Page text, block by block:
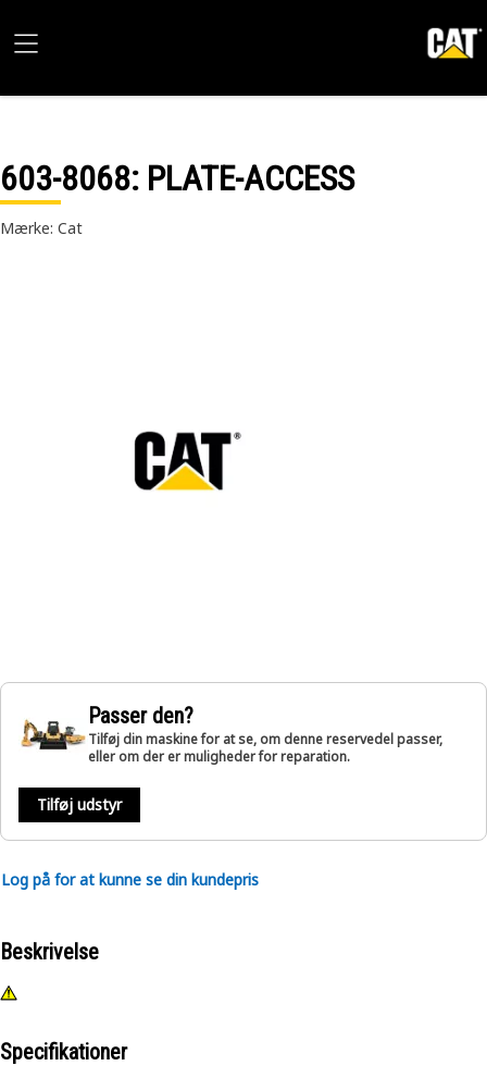
603-8068: PLATE-ACCESS
Mærke: Cat
Passer den?
Tilføj din maskine for at se, om denne reservedel passer,
eller om der er muligheder for reparation.
Tilføj udstyr
Log på for at kunne se din kundepris
Beskrivelse
Specifikationer